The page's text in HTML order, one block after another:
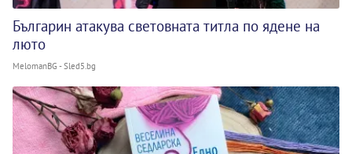
Българин атакува световната титла по ядене на
люто
MelomanBG - Sled5.bg